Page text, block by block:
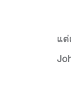
แต่